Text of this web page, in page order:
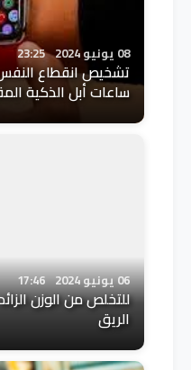
08 يونيو 2024 23:25
تشخيص انقطاع
ساعات أبل الذكية
06 يونيو 2024 17:46
الريق